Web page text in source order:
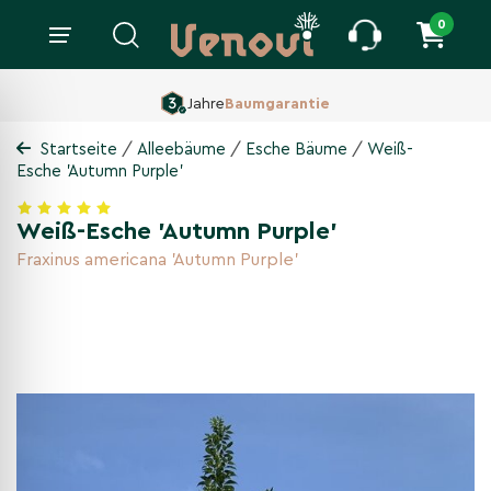
0
JahreBaumgarantie
Startseite / Alleebäume / Esche Bäume / Weiß-
Esche 'Autumn Purple'
Weiß-Esche 'Autumn Purple'
Fraxinus americana 'Autumn Purple'